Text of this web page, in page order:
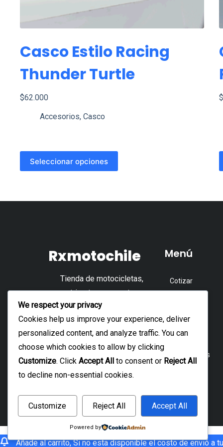
Añade al carrito, Si no esta disponible el costo de envió a
Casco Estilo Racing
Thunder Turtle
$62.000
Accesorios, Casco
Seleccionar opciones
Este
producto
múltiples
de
$
Rxmotochile
Tienda de motocicletas,
cuatrimotos, repuestos y
accesorios.
Menú
Cotizar
Accesorios
Repuesto
Motocicletas
We respect your privacy
Cookies help us improve your experience, deliver
personalized content, and analyze traffic. You can
choose which cookies to allow by clicking
Customize. Click Accept All to consent or Reject All
to decline non-essential cookies.
Customize Reject All Accept All
Powered by